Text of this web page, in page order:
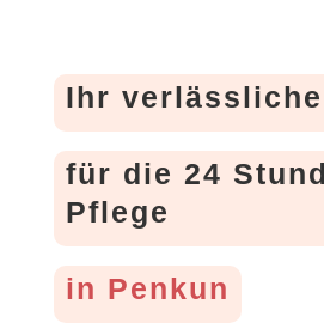
Ihr
für die 24
Pflege
in Penkun